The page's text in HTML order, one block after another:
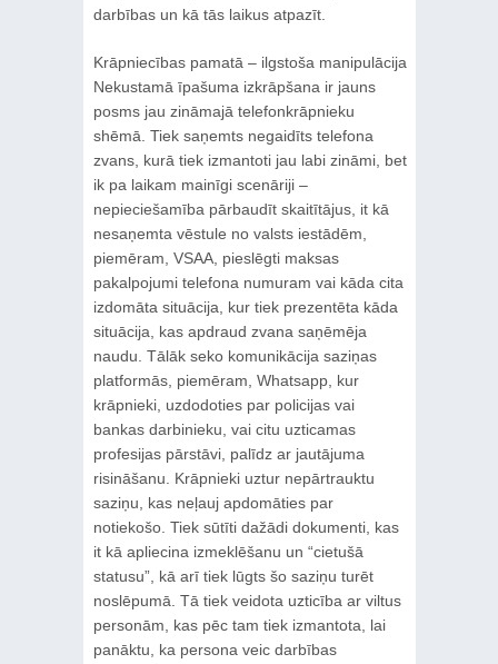
darbības un kā tās laikus atpazīt.
Krāpniecības pamatā – ilgstoša manipulācija
Nekustamā īpašuma izkrāpšana ir jauns
posms jau zināmajā telefonkrāpnieku
shēmā. Tiek saņemts negaidīts telefona
zvans, kurā tiek izmantoti jau labi zināmi, bet
ik pa laikam mainīgi scenāriji –
nepieciešamība pārbaudīt skaitītājus, it kā
nesaņemta vēstule no valsts iestādēm,
piemēram, VSAA, pieslēgti maksas
pakalpojumi telefona numuram vai kāda cita
izdomāta situācija, kur tiek prezentēta kāda
situācija, kas apdraud zvana saņēmēja
naudu. Tālāk seko komunikācija saziņas
platformās, piemēram, Whatsapp, kur
krāpnieki, uzdodoties par policijas vai
bankas darbinieku, vai citu uzticamas
profesijas pārstāvi, palīdz ar jautājuma
risināšanu. Krāpnieki uztur nepārtrauktu
saziņu, kas neļauj apdomāties par
notiekošo. Tiek sūtīti dažādi dokumenti, kas
it kā apliecina izmeklēšanu un “cietušā
statusu”, kā arī tiek lūgts šo saziņu turēt
noslēpumā. Tā tiek veidota uzticība ar viltus
personām, kas pēc tam tiek izmantota, lai
panāktu, ka persona veic darbības